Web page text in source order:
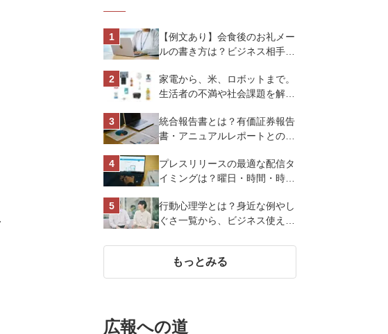
【例文あり】会食後のお礼メー
ルの書き方は？ビジネス相手に
トを解説
家電から、米、ロボットまで。
生活者の不満や社会課題を解決
スオーヤマ株式会社
統合報告書とは？有価証券報告
書・アニュアルレポートとの違
プレスリリースの最適な配信タ
イミングは？曜日・時間・時期
化させよう
行動心理学とは？身近な例やし
ぐさ一覧から、ビジネス使える
もっとみる
広報への道